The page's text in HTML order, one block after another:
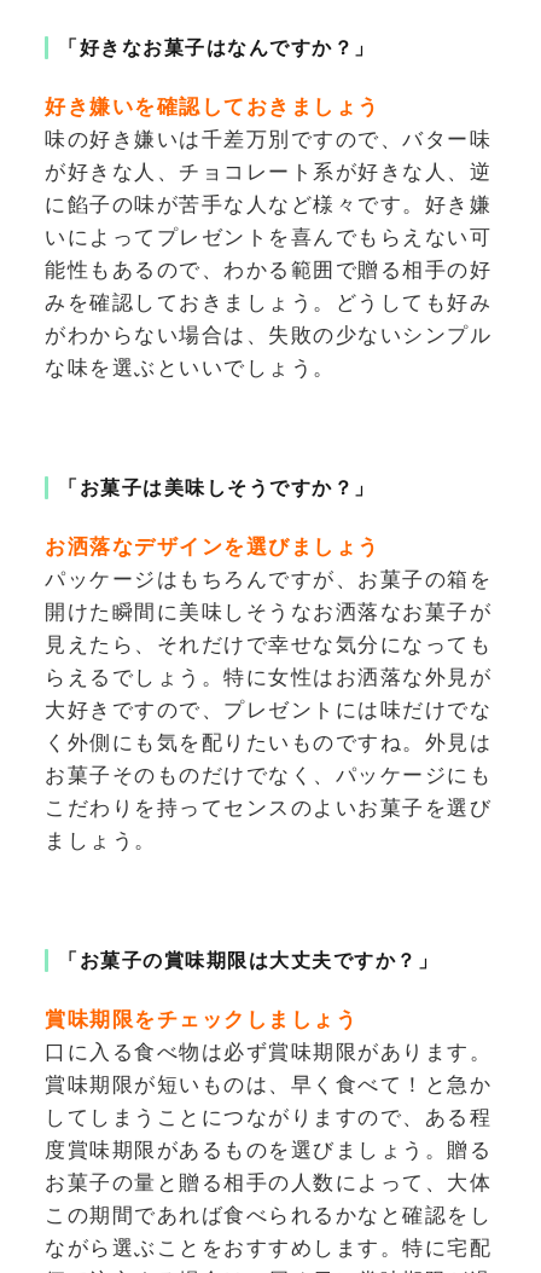
「好きなお菓子はなんですか？」
好き嫌いを確認しておきましょう
味の好き嫌いは千差万別ですので、バター味
が好きな人、チョコレート系が好きな人、逆
に餡子の味が苦手な人など様々です。好き嫌
いによってプレゼントを喜んでもらえない可
能性もあるので、わかる範囲で贈る相手の好
みを確認しておきましょう。どうしても好み
がわからない場合は、失敗の少ないシンプル
な味を選ぶといいでしょう。
「お菓子は美味しそうですか？」
お洒落なデザインを選びましょう
パッケージはもちろんですが、お菓子の箱を
開けた瞬間に美味しそうなお洒落なお菓子が
見えたら、それだけで幸せな気分になっても
らえるでしょう。特に女性はお洒落な外見が
大好きですので、プレゼントには味だけでな
く外側にも気を配りたいものですね。外見は
お菓子そのものだけでなく、パッケージにも
こだわりを持ってセンスのよいお菓子を選び
ましょう。
「お菓子の賞味期限は大丈夫ですか？」
賞味期限をチェックしましょう
口に入る食べ物は必ず賞味期限があります。
賞味期限が短いものは、早く食べて！と急か
してしまうことにつながりますので、ある程
度賞味期限があるものを選びましょう。贈る
お菓子の量と贈る相手の人数によって、大体
この期間であれば食べられるかなと確認をし
ながら選ぶことをおすすめします。特に宅配